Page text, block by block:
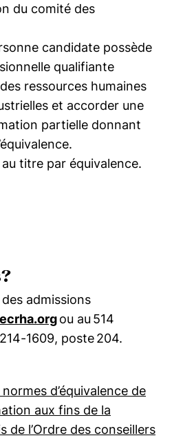
du comité des
candidate possède
qualifiante
ressources humaines
et accorder une
partielle donnant
titre par équivalence.
admissions
ou au 514
1609, poste 204.
d’équivalence de
aux fins de la
de l’Ordre des conseillers